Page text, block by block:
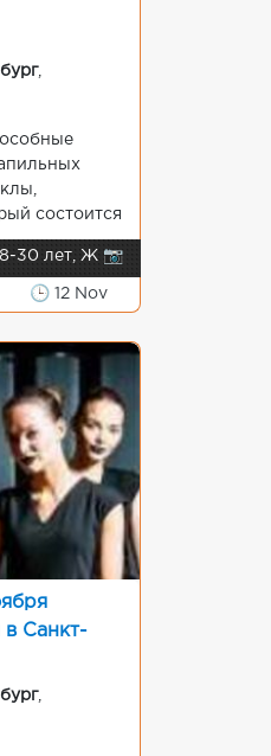
,
состоится
30 лет, Ж 📷
🕒 12 Nov
в Санкт-
,